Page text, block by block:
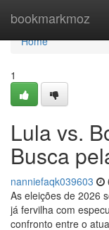
bookmarkmoz
Home
Home
1
Lula vs.
Busca
nanniefaqk039603
As eleições de 2026
já fervilha com
confronto entre o